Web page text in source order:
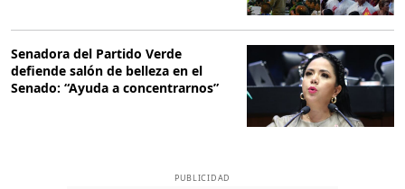
Senadora del Partido Verde
defiende salón de belleza en el
Senado: “Ayuda a concentrarnos”
PUBLICIDAD